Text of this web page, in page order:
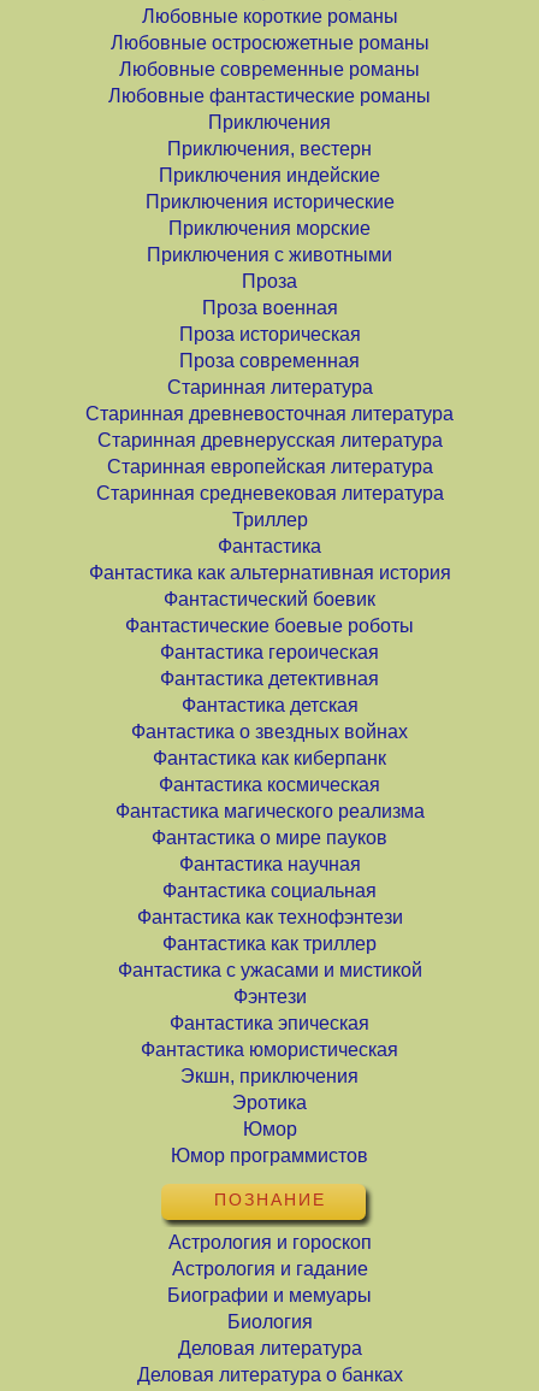
Любовные короткие романы
Любовные остросюжетные романы
Любовные современные романы
Любовные фантастические романы
Приключения
Приключения, вестерн
Приключения индейские
Приключения исторические
Приключения морские
Приключения с животными
Проза
Проза военная
Проза историческая
Проза современная
Старинная литература
Старинная древневосточная литература
Старинная древнерусская литература
Старинная европейская литература
Старинная средневековая литература
Триллер
Фантастика
Фантастика как альтернативная история
Фантастический боевик
Фантастические боевые роботы
Фантастика героическая
Фантастика детективная
Фантастика детская
Фантастика о звездных войнах
Фантастика как киберпанк
Фантастика космическая
Фантастика магического реализма
Фантастика о мире пауков
Фантастика научная
Фантастика социальная
Фантастика как технофэнтези
Фантастика как триллер
Фантастика с ужасами и мистикой
Фэнтези
Фантастика эпическая
Фантастика юмористическая
Экшн, приключения
Эротика
Юмор
Юмор программистов
ПОЗНАНИЕ
Астрология и гороскоп
Астрология и гадание
Биографии и мемуары
Биология
Деловая литература
Деловая литература о банках